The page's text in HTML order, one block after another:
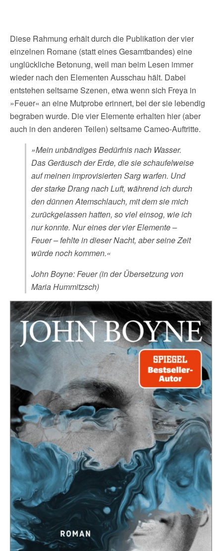
Diese Rahmung erhält durch die Publikation der vier
einzelnen Romane (statt eines Gesamtbandes) eine
unglückliche Betonung, weil man beim Lesen immer
wieder nach den Elementen Ausschau hält. Dabei
entstehen seltsame Szenen, etwa wenn sich Freya in
»Feuer« an eine Mutprobe erinnert, bei der sie lebendig
begraben wurde. Die vier Elemente erhalten hier (aber
auch in den anderen Teilen) seltsame Cameo-Auftritte.
»Mein unbändiges Bedürfnis nach Wasser.
Das Geräusch der Erde, die sie schaufelweise
auf meinen improvisierten Sarg warfen. Und
der starke Drang nach Luft, während ich durch
den dünnen Atemschlauch, mit dem sie mich
zurückgelassen hatten, so viel einsog, wie ich
nur konnte. Nur eines der vier Elemente –
Feuer – fehlte in dieser Nacht, aber seine Zeit
würde noch kommen.«
John Boyne: Feuer (in der Übersetzung von
Maria Hummitzsch)